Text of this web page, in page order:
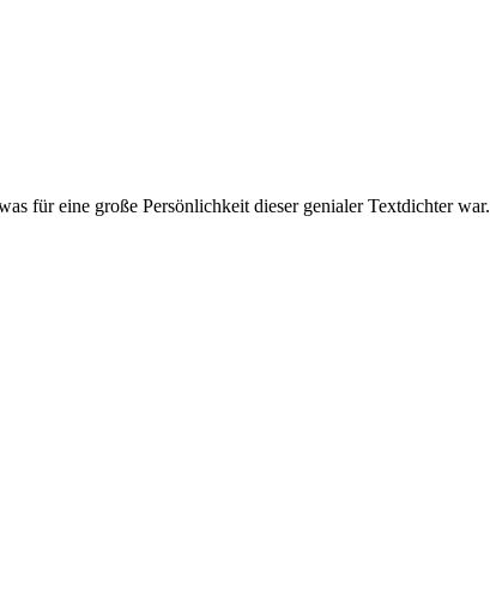
für eine große Persönlichkeit dieser genialer Textdichter war.